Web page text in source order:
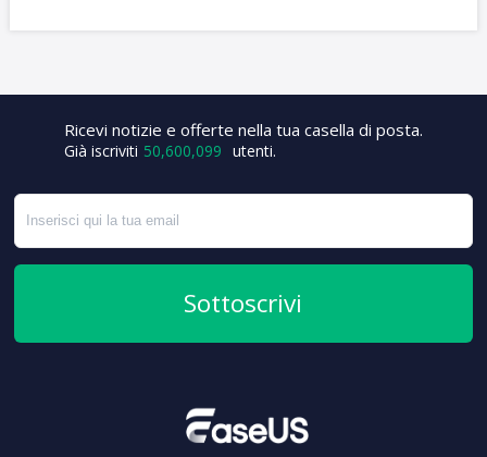
Ricevi notizie e offerte nella tua casella di posta.
Già iscriviti 50,600,099 utenti.
Sottoscrivi
+6